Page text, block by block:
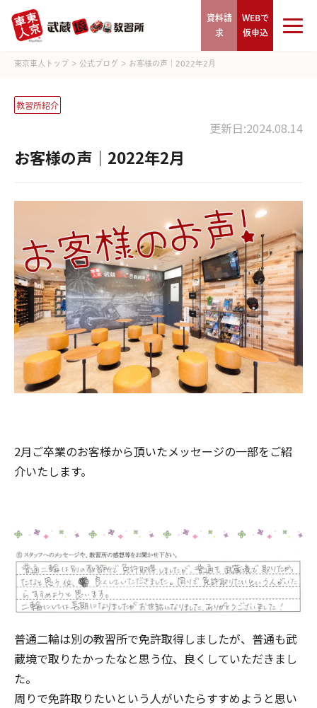
資料請
求
WEBで
仮申込
東京車人トップ > 公式ブログ > お客様の声｜2022年2月
教習所紹介
更新日:2024.08.14
お客様の声｜2022年2月
2月ご卒業のお客様から頂いたメッセージの一部をご紹
介いたします。
普通二輪は別の教習所で免許取得しましたが、普通も武
蔵境で取りたかったなと思う位、良くしていただきまし
た。
周りで免許取りたいという人がいたらすすめようと思い